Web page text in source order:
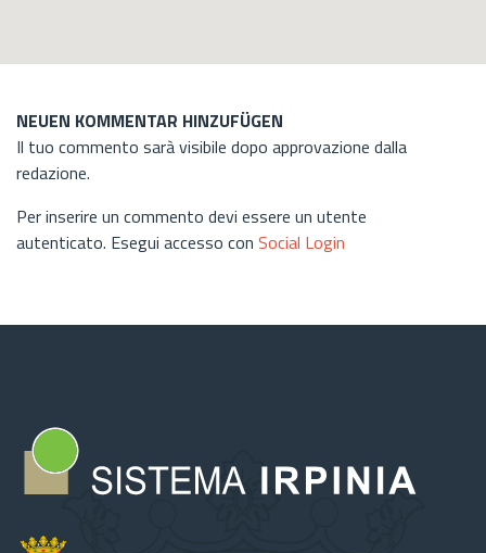
NEUEN KOMMENTAR HINZUFÜGEN
Il tuo commento sarà visibile dopo approvazione dalla
redazione.
Per inserire un commento devi essere un utente
autenticato. Esegui accesso con Social Login